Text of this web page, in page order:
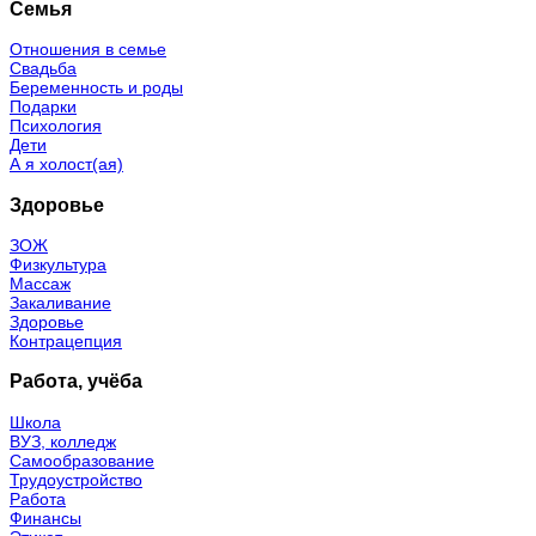
Семья
Отношения в семье
Свадьба
Беременность и роды
Подарки
Психология
Дети
А я холост(ая)
Здоровье
ЗОЖ
Физкультура
Массаж
Закаливание
Здоровье
Контрацепция
Работа, учёба
Школа
ВУЗ, колледж
Самообразование
Трудоустройство
Работа
Финансы